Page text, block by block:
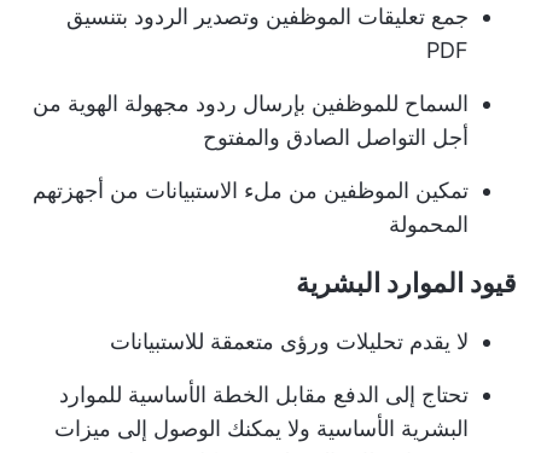
جمع تعليقات الموظفين وتصدير الردود بتنسيق
PDF
السماح للموظفين بإرسال ردود مجهولة الهوية من
أجل التواصل الصادق والمفتوح
تمكين الموظفين من ملء الاستبيانات من أجهزتهم
المحمولة
قيود الموارد البشرية
لا يقدم تحليلات ورؤى متعمقة للاستبيانات
تحتاج إلى الدفع مقابل الخطة الأساسية للموارد
البشرية الأساسية ولا يمكنك الوصول إلى ميزات